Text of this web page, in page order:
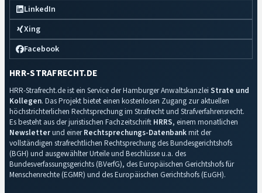
LinkedIn
Xing
Facebook
HRR-STRAFRECHT.DE
HRR-Strafrecht.de ist ein Service der Hamburger Anwaltskanzlei Strate und
Kollegen. Das Projekt bietet einen kostenlosen Zugang zur aktuellen
höchstrichterlichen Rechtsprechung im Strafrecht und Strafverfahrensrecht.
Es besteht aus der juristischen Fachzeitschrift HRRS, einem monatlichen
Newsletterund einerRechtsprechungs-Datenbankmit der
vollständigen strafrechtlichen Rechtsprechung des Bundesgerichtshofs
(BGH) und ausgewählter Urteile und Beschlüsse u.a. des
Bundesverfassungsgerichts (BVerfG), des Europäischen Gerichtshofs für
Menschenrechte (EGMR) und des Europäischen Gerichtshofs (EuGH).